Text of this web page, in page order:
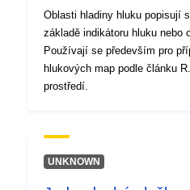
Časové pokrytí:
01
-
Oblasti hladiny hluku popisují
základě indikátoru hluku nebo
Používají se především pro
hlukových map podle článku
prostředí.
UNKNOWN